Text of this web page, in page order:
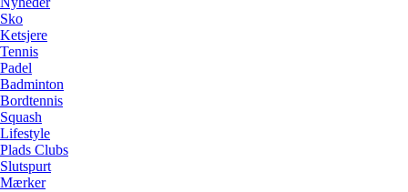
Sko
Ketsjere
Tennis
Padel
Badminton
Bordtennis
Squash
Lifestyle
Plads Clubs
Slutspurt
Mærker